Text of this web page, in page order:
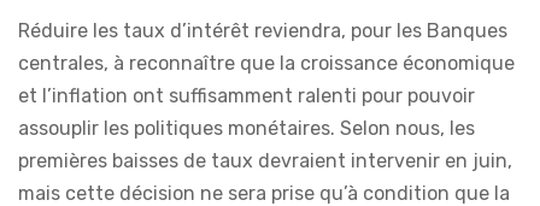
Réduire les taux d’intérêt reviendra, pour les Banques
centrales, à reconnaître que la croissance économique
et l’inflation ont suffisamment ralenti pour pouvoir
assouplir les politiques monétaires. Selon nous, les
premières baisses de taux devraient intervenir en juin,
mais cette décision ne sera prise qu’à condition que la